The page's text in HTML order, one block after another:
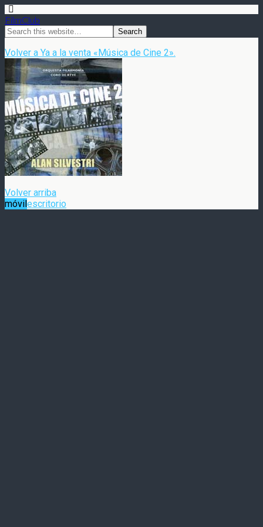
FilmClub
Volver a Ya a la venta «Música de Cine 2».
Volver arriba
móvilescritorio